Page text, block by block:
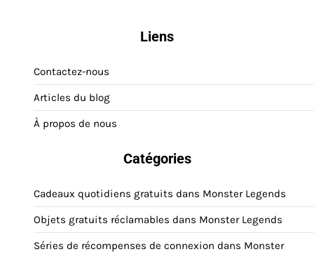
Liens
Contactez-nous
Articles du blog
À propos de nous
Catégories
Cadeaux quotidiens gratuits dans Monster Legends
Objets gratuits réclamables dans Monster Legends
Séries de récompenses de connexion dans Monster